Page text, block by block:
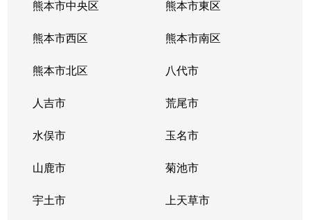
熊本市中央区 熊本市東区
熊本市西区 熊本市南区
熊本市北区 八代市
人吉市 荒尾市
水俣市 玉名市
山鹿市 菊池市
宇土市 上天草市